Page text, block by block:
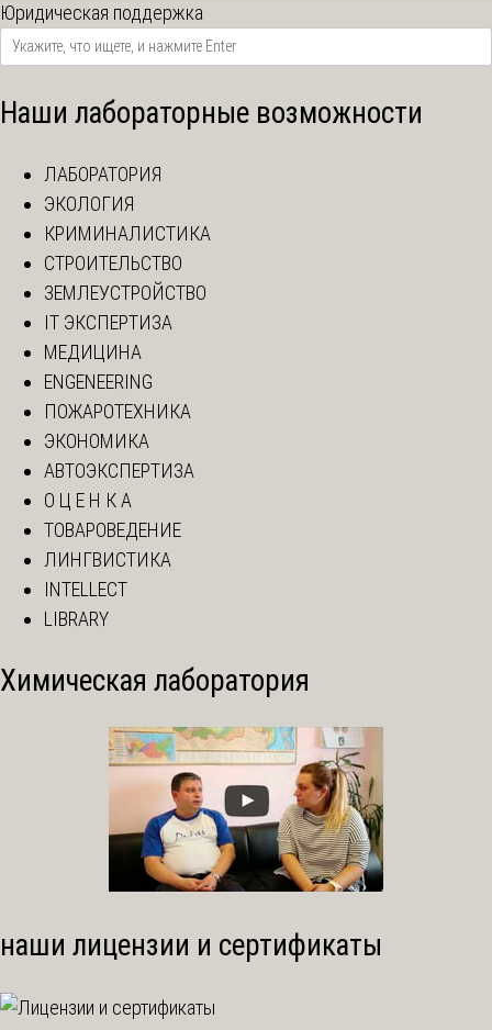
Юридическая поддержка
Наши лабораторные возможности
ЛАБОРАТОРИЯ
ЭКОЛОГИЯ
КРИМИНАЛИСТИКА
СТРОИТЕЛЬСТВО
ЗЕМЛЕУСТРОЙСТВО
IT ЭКСПЕРТИЗА
МЕДИЦИНА
ENGENEERING
ПОЖАРОТЕХНИКА
ЭКОНОМИКА
АВТОЭКСПЕРТИЗА
О Ц Е Н К А
ТОВАРОВЕДЕНИЕ
ЛИНГВИСТИКА
INTELLECT
LIBRARY
Химическая лаборатория
наши лицензии и сертификаты